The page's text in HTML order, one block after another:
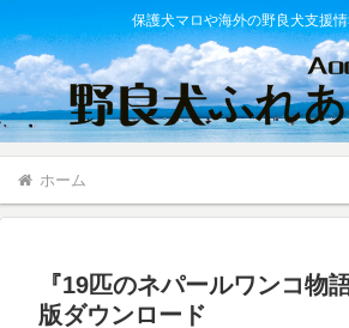
保護犬マロや海外の野良犬支援
ホーム
『19匹のネパールワンコ物
版ダウンロード